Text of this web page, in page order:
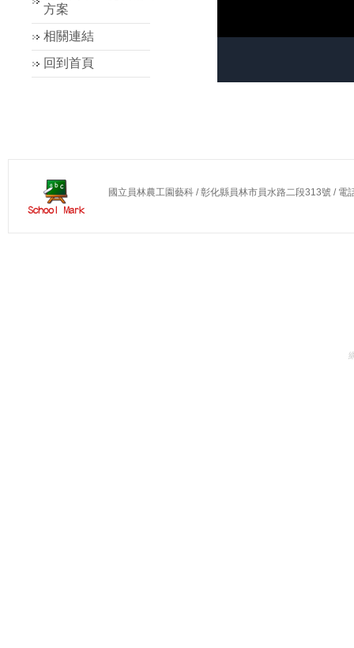
方案
相關連結
回到首頁
國立員林農工園藝科 / 彰化縣員林市員水路二段313號 /